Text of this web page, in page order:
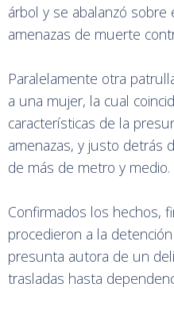
árbol y se abalanzó sobre
amenazas de muerte
Paralelamente otra
a una mujer, la cual
características de la
amenazas, y justo detrás
de más de metro y medio.
Confirmados los hechos,
procedieron a la
presunta autora de un
trasladas hasta